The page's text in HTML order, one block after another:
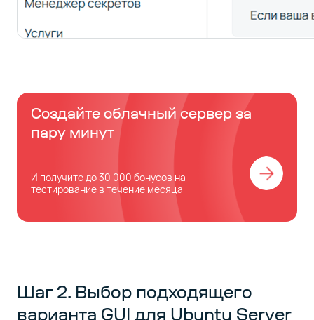
Создайте облачный сервер за
пару минут
И получите до 30 000 бонусов на
тестирование в течение месяца
Шаг 2. Выбор подходящего
варианта GUI для Ubuntu Server